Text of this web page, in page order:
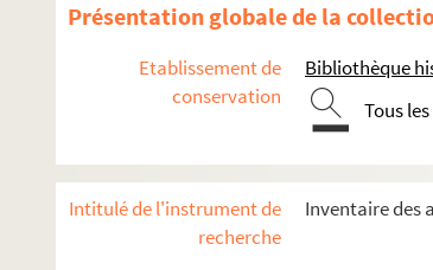
Présentation globale de la
Etablissement de
conservation
Bibliothèque
Tous
Intitulé de l'instrument de
recherche
Inventaire des